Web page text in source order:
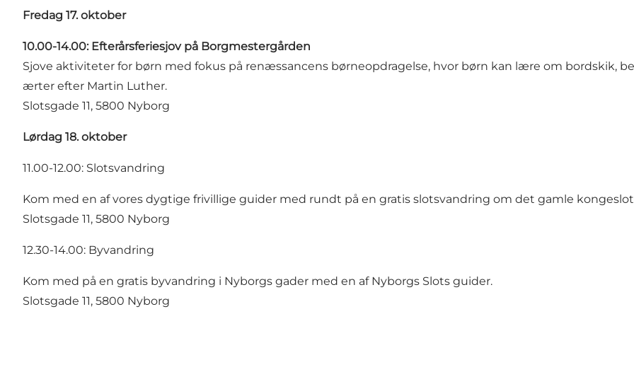
Fredag 17. oktober
10.00-14.00: Efterårsferiesjov på Borgmestergården
Sjove aktiviteter for børn med fokus på renæssancens børneopdragelse, hvor børn kan lære om bordskik,
ærter efter Martin Luther.
Slotsgade 11, 5800 Nyborg
Lørdag 18. oktober
11.00-12.00: Slotsvandring
Kom med en af vores dygtige frivillige guider med rundt på en gratis slotsvandring om det gamle
Slotsgade 11, 5800 Nyborg
12.30-14.00: Byvandring
Kom med på en gratis byvandring i Nyborgs gader med en af Nyborgs Slots guider.
Slotsgade 11, 5800 Nyborg